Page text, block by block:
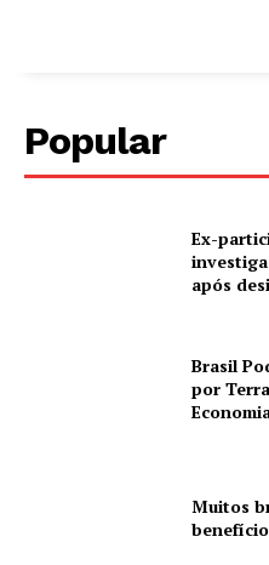
Popular
Ex-
após
Brasil
por
Muitos